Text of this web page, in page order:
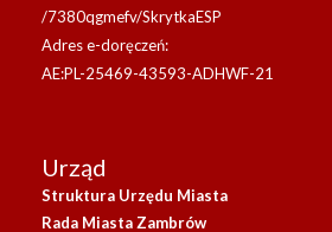
/7380qgmefv/SkrytkaESP
Adres e-doręczeń:
AE:PL-25469-43593-ADHWF-21
Urząd
Struktura Urzędu Miasta
Rada Miasta Zambrów